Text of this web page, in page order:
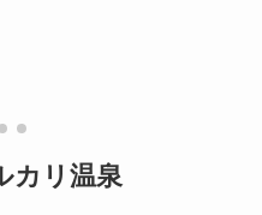
カリ温泉